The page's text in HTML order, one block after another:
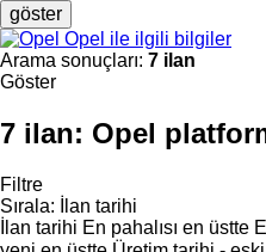
göster
Opel ile ilgili bilgiler
Arama sonuçları: 7 ilan
Göster
7 ilan: Opel
Filtre
Sırala:
İlan tarihi
İlan tarihi En pahalısı en üstte